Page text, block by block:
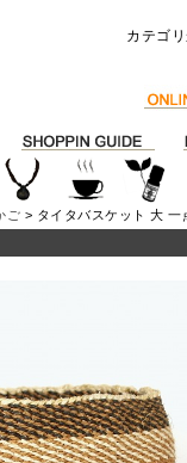
カテゴ
ご > タイタバスケット 大 一